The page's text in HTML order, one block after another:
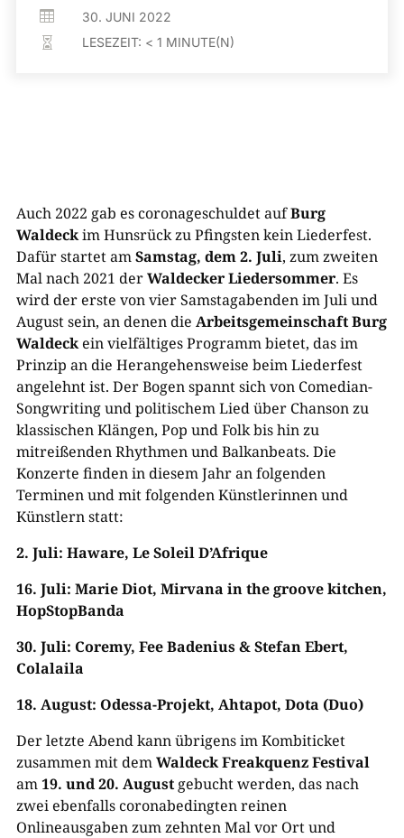
 30. JUNI 2022
 LESEZEIT: < 1 MINUTE(N)
Auch 2022 gab es coronageschuldet aufBurg
Waldeckim Hunsrück zu Pfingsten kein Liederfest.
Dafür startet amSamstag, dem 2. Juli, zum zweiten
Mal nach 2021 derWaldecker Liedersommer. Es
wird der erste von vier Samstagabenden im Juli und
August sein, an denen die Arbeitsgemeinschaft Burg
Waldeckein vielfältiges Programm bietet, das im
Prinzip an die Herangehensweise beim Liederfest
angelehnt ist. Der Bogen spannt sich von Comedian-
Songwriting und politischem Lied über Chanson zu
klassischen Klängen, Pop und Folk bis hin zu
mitreißenden Rhythmen und Balkanbeats. Die
Konzerte finden in diesem Jahr an folgenden
Terminen und mit folgenden Künstlerinnen und
Künstlern statt:
2. Juli: Haware, Le Soleil D’Afrique
16. Juli: Marie Diot, Mirvana in the groove kitchen,
HopStopBanda
30. Juli: Coremy, Fee Badenius & Stefan Ebert,
Colalaila
18. August: Odessa-Projekt, Ahtapot, Dota (Duo)
Der letzte Abend kann übrigens im Kombiticket
zusammen mit demWaldeck Freakquenz Festival
am19. und 20. Augustgebucht werden, das nach
zwei ebenfalls coronabedingten reinen
Onlineausgaben zum zehnten Mal vor Ort und